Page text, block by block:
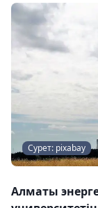
Сурет: pixabay
Алматы